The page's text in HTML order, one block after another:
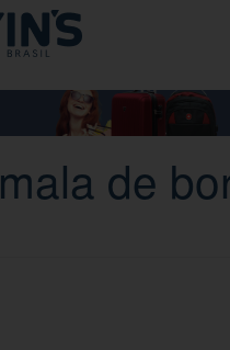
mala de